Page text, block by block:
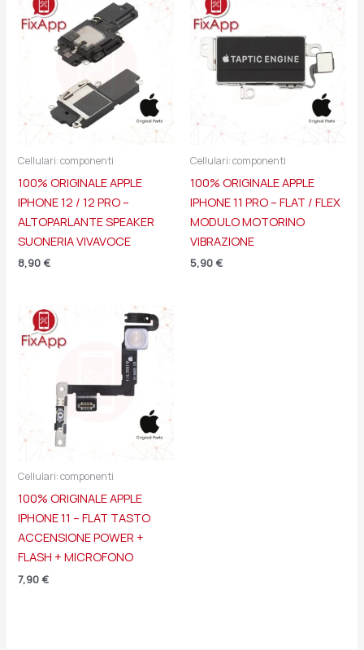
Cellulari: componenti
100% ORIGINALE APPLE
IPHONE 12 / 12 PRO –
ALTOPARLANTE SPEAKER
SUONERIA VIVAVOCE
8,90 €
Cellulari: componenti
100% ORIGINALE APPLE
IPHONE 11 PRO – FLAT / FLEX
MODULO MOTORINO
VIBRAZIONE
5,90 €
Cellulari: componenti
100% ORIGINALE APPLE
IPHONE 11 – FLAT TASTO
ACCENSIONE POWER +
FLASH + MICROFONO
7,90 €